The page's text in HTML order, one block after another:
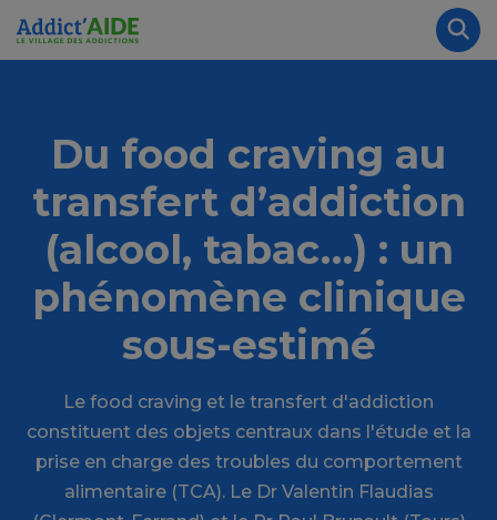
Aller au contenu principal
Du food craving au
transfert d’addiction
(alcool, tabac…) : un
phénomène clinique
sous-estimé
Le food craving et le transfert d'addiction
constituent des objets centraux dans l'étude et la
prise en charge des troubles du comportement
alimentaire (TCA). Le Dr Valentin Flaudias
Panneau de gestion des cookies